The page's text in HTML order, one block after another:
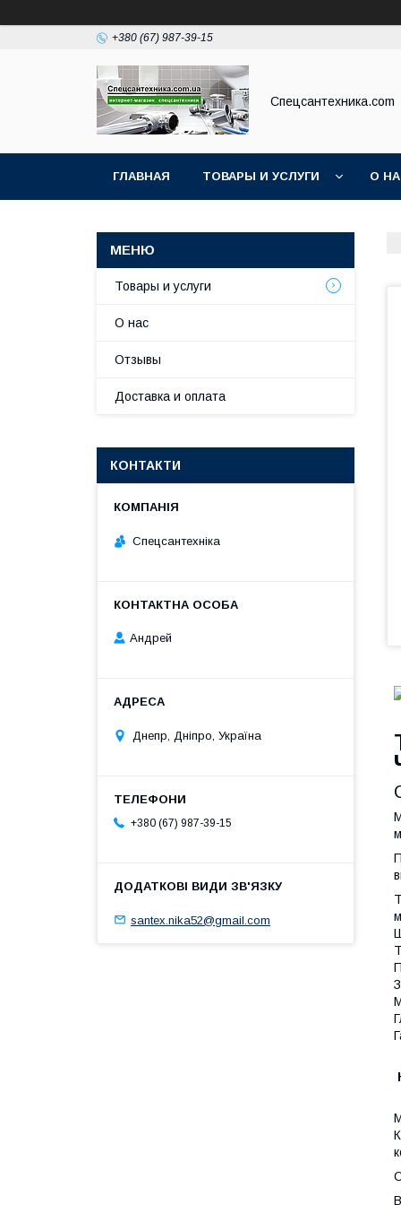
+380 (67) 987-39-15
Спецсантехника.com
ГЛАВНАЯ ТОВАРЫ И УСЛУГИ О
Товары и услуги
О нас
Отзывы
Доставка и оплата
КОНТАКТИ
Спецсантехніка
Андрей
Днепр, Дніпро, Україна
+380 (67) 987-39-15
santex.nika52@gmail.com